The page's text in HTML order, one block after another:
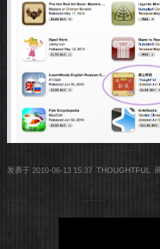
发表于 2010-06-13 15:37 THOUGHTFUL